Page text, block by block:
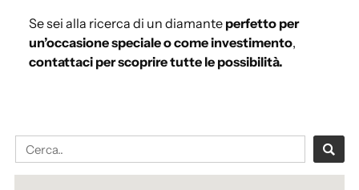
Se sei alla ricerca di un diamante perfetto per
un’occasione speciale o come investimento,
contattaci per scoprire tutte le possibilità.